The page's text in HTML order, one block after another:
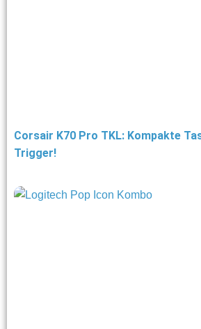
Corsair K70 Pro TKL: Kompakte
Trigger!